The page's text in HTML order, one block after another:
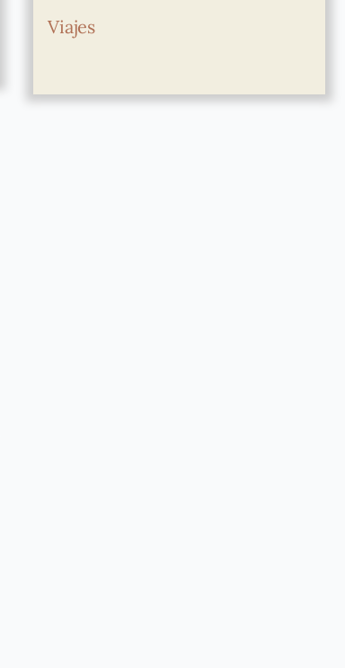
Viajes